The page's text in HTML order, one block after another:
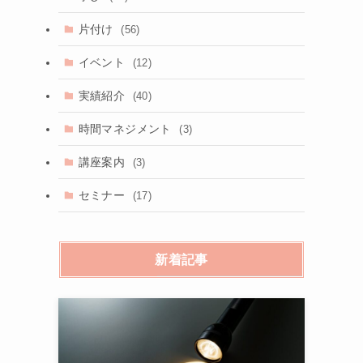
片付け (56)
イベント (12)
実績紹介 (40)
時間マネジメント (3)
講座案内 (3)
セミナー (17)
新着記事